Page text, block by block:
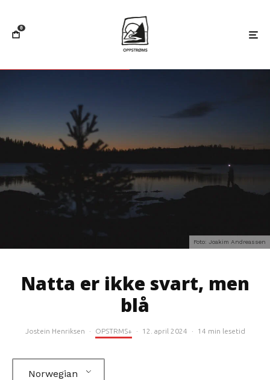
0
Foto: Joakim Andreassen
Natta er ikke svart, men
blå
Jostein Henriksen · OPSTRMS+ · 12. april 2024 · 14 min lesetid
Norwegian